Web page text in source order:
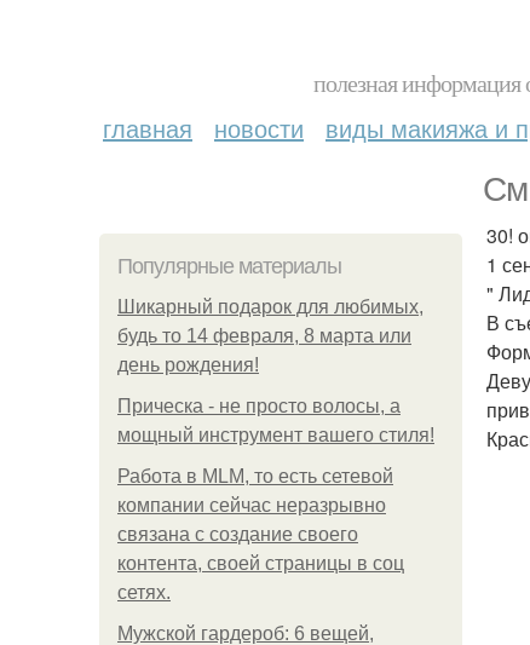
полезная информация
главная новости виды макияжа и
См
Популярные материалы
Шикарный подарок для любимых,
будь то 14 февраля, 8 марта или
день рождения!
Прическа - не просто волосы, а
мощный инструмент вашего стиля!
Работа в MLM, то есть сетевой
компании сейчас неразрывно
связана с создание своего
контента, своей страницы в соц
сетях.
Мужской гардероб: 6 вещей,
30!
1
"
В